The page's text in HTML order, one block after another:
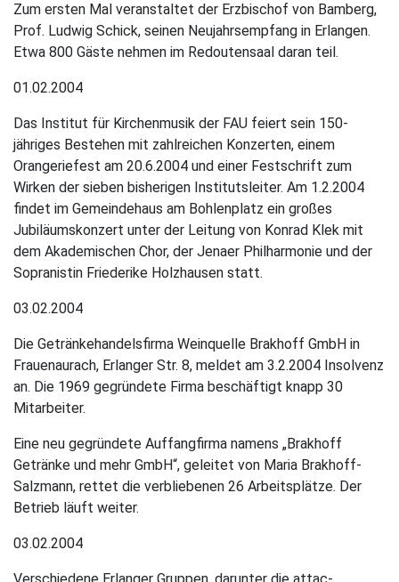
Zum ersten Mal veranstaltet der Erzbischof von Bamberg,
Prof. Ludwig Schick, seinen Neujahrsempfang in Erlangen.
Etwa 800 Gäste nehmen im Redoutensaal daran teil.
01.02.2004
Das Institut für Kirchenmusik der FAU feiert sein 150-
jähriges Bestehen mit zahlreichen Konzerten, einem
Orangeriefest am 20.6.2004 und einer Festschrift zum
Wirken der sieben bisherigen Institutsleiter. Am 1.2.2004
findet im Gemeindehaus am Bohlenplatz ein großes
Jubiläumskonzert unter der Leitung von Konrad Klek mit
dem Akademischen Chor, der Jenaer Philharmonie und der
Sopranistin Friederike Holzhausen statt.
03.02.2004
Die Getränkehandelsfirma Weinquelle Brakhoff GmbH in
Frauenaurach, Erlanger Str. 8, meldet am 3.2.2004 Insolvenz
an. Die 1969 gegründete Firma beschäftigt knapp 30
Mitarbeiter.
Eine neu gegründete Auffangfirma namens „Brakhoff
Getränke und mehr GmbH“, geleitet von Maria Brakhoff-
Salzmann, rettet die verbliebenen 26 Arbeitsplätze. Der
Betrieb läuft weiter.
03.02.2004